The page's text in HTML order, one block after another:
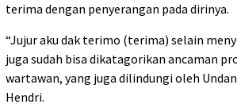
terima dengan penyerangan pada dirinya.
“Jujur aku dak terimo (terima) selain
juga sudah bisa dikatagorikan ancaman
wartawan, yang juga dilindungi oleh
Hendri.